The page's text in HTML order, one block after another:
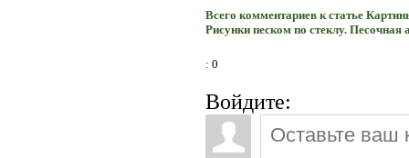
Всего комментариев к статье
Рисунки песком по стеклу. Песочная
: 0
Войдите: